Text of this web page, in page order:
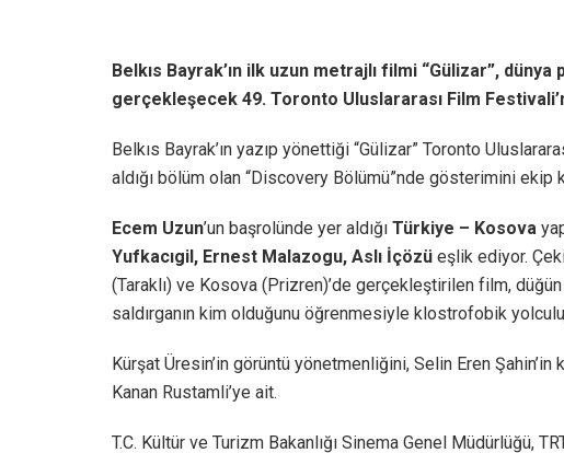
Belkıs Bayrak’ın ilk uzun metrajlı filmi “Gülizar”,
gerçekleşecek 49. Toronto Uluslararası Film
Belkıs Bayrak’ın yazıp yönettiği “Gülizar” Toronto
aldığı bölüm olan “Discovery Bölümü”nde gösterimini ekip
Ecem Uzun’un başrolünde yer aldığı Türkiye – Kosova
Yufkacıgil, Ernest Malazogu, Aslı İçözü eşlik ediyor.
(Taraklı) ve Kosova (Prizren)’de gerçekleştirilen film, düğün
saldırganın kim olduğunu öğrenmesiyle klostrofobik
Kürşat Üresin’in görüntü yönetmenliğini, Selin Eren
Kanan Rustamli’ye ait.
T.C. Kültür ve Turizm Bakanlığı Sinema Genel Müdürlüğü,